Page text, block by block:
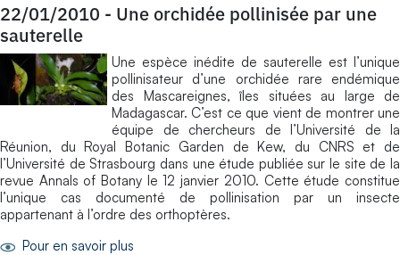
22/01/2010 - Une orchidée pollinisée par une
sauterelle
Une espèce inédite de sauterelle est l’unique
pollinisateur d’une orchidée rare endémique
des Mascareignes, îles situées au large de
Madagascar. C’est ce que vient de montrer une
équipe de chercheurs de l’Université de la
Réunion, du Royal Botanic Garden de Kew, du CNRS et de
l’Université de Strasbourg dans une étude publiée sur le site de la
revue Annals of Botany le 12 janvier 2010. Cette étude constitue
l’unique cas documenté de pollinisation par un insecte
appartenant à l’ordre des orthoptères.
Pour en savoir plus